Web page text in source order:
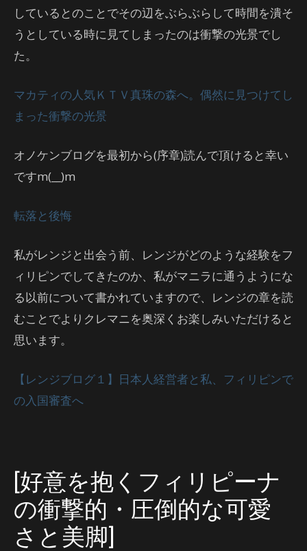
しているとのことでその辺をぶらぶらして時間を潰そ
うとしている時に見てしまったのは衝撃の光景でし
た。
マカティの人気ＫＴＶ真珠の森へ。偶然に見つけてし
まった衝撃の光景
オノケンブログを最初から(序章)読んで頂けると幸い
ですm(__)m
転落と後悔
私がレンジと出会う前、レンジがどのような経験をフ
ィリピンでしてきたのか、私がマニラに通うようにな
る以前について書かれていますので、レンジの章を読
むことでよりクレマニを奥深くお楽しみいただけると
思います。
【レンジブログ１】日本人経営者と私、フィリピンで
の入国審査へ
[好意を抱くフィリピーナ
の衝撃的・圧倒的な可愛
さと美脚]